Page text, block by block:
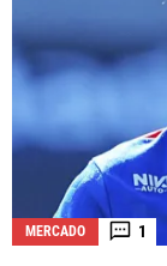
FEMENIL
FUERZAS BÁSICAS
MERCADO DE
OPINIÓN
MERCADO 1